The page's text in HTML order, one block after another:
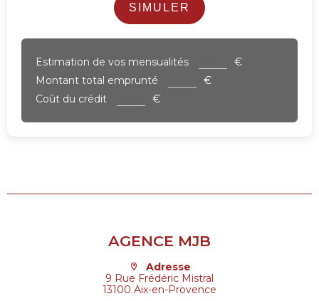
SIMULER
Estimation de vos mensualités
€
Montant total emprunté
€
Coût du crédit
€
AGENCE MJB
Adresse
9 Rue Frédéric Mistral
13100 Aix-en-Provence